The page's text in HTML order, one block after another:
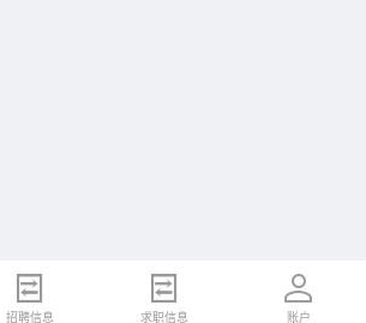
招聘信息 求职信息 账户